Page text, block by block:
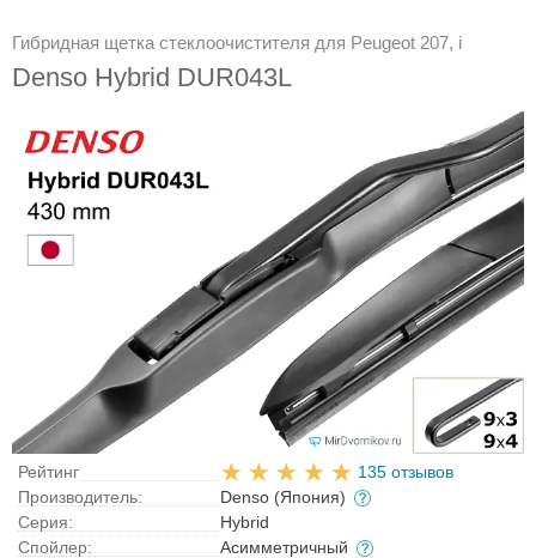
Гибридная щетка стеклоочистителя для Peugeot 207, i
Denso Hybrid DUR043L
Рейтинг
135 отзывов
Производитель:
Denso (Япония)
Серия:
Hybrid
Спойлер:
Асимметричный